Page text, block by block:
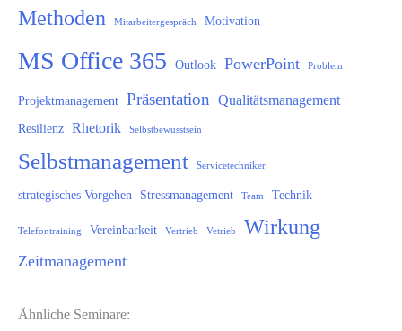
Methoden Mitarbeitergespräch Motivation
MS Office 365 Outlook PowerPoint Problem
Projektmanagement Präsentation Qualitätsmanagement
Resilienz Rhetorik Selbstbewusstsein
Selbstmanagement Servicetechniker
strategisches Vorgehen Stressmanagement Team Technik
Telefontraining Vereinbarkeit Vertrieb Vetrieb Wirkung
Zeitmanagement
Ähnliche Seminare: